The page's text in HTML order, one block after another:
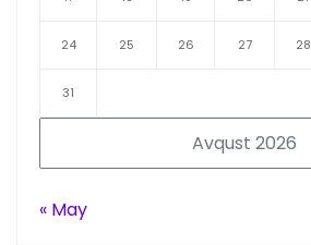
Avqust 2026
24 25 26 27 28
31
« May